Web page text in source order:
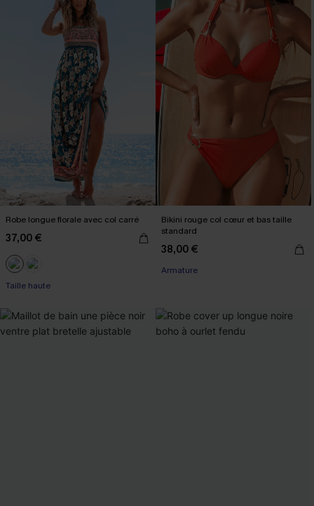
Robe longue florale avec col carré
37,00 €
Taille haute
Bikini rouge col cœur et bas taille
standard
38,00 €
Armature